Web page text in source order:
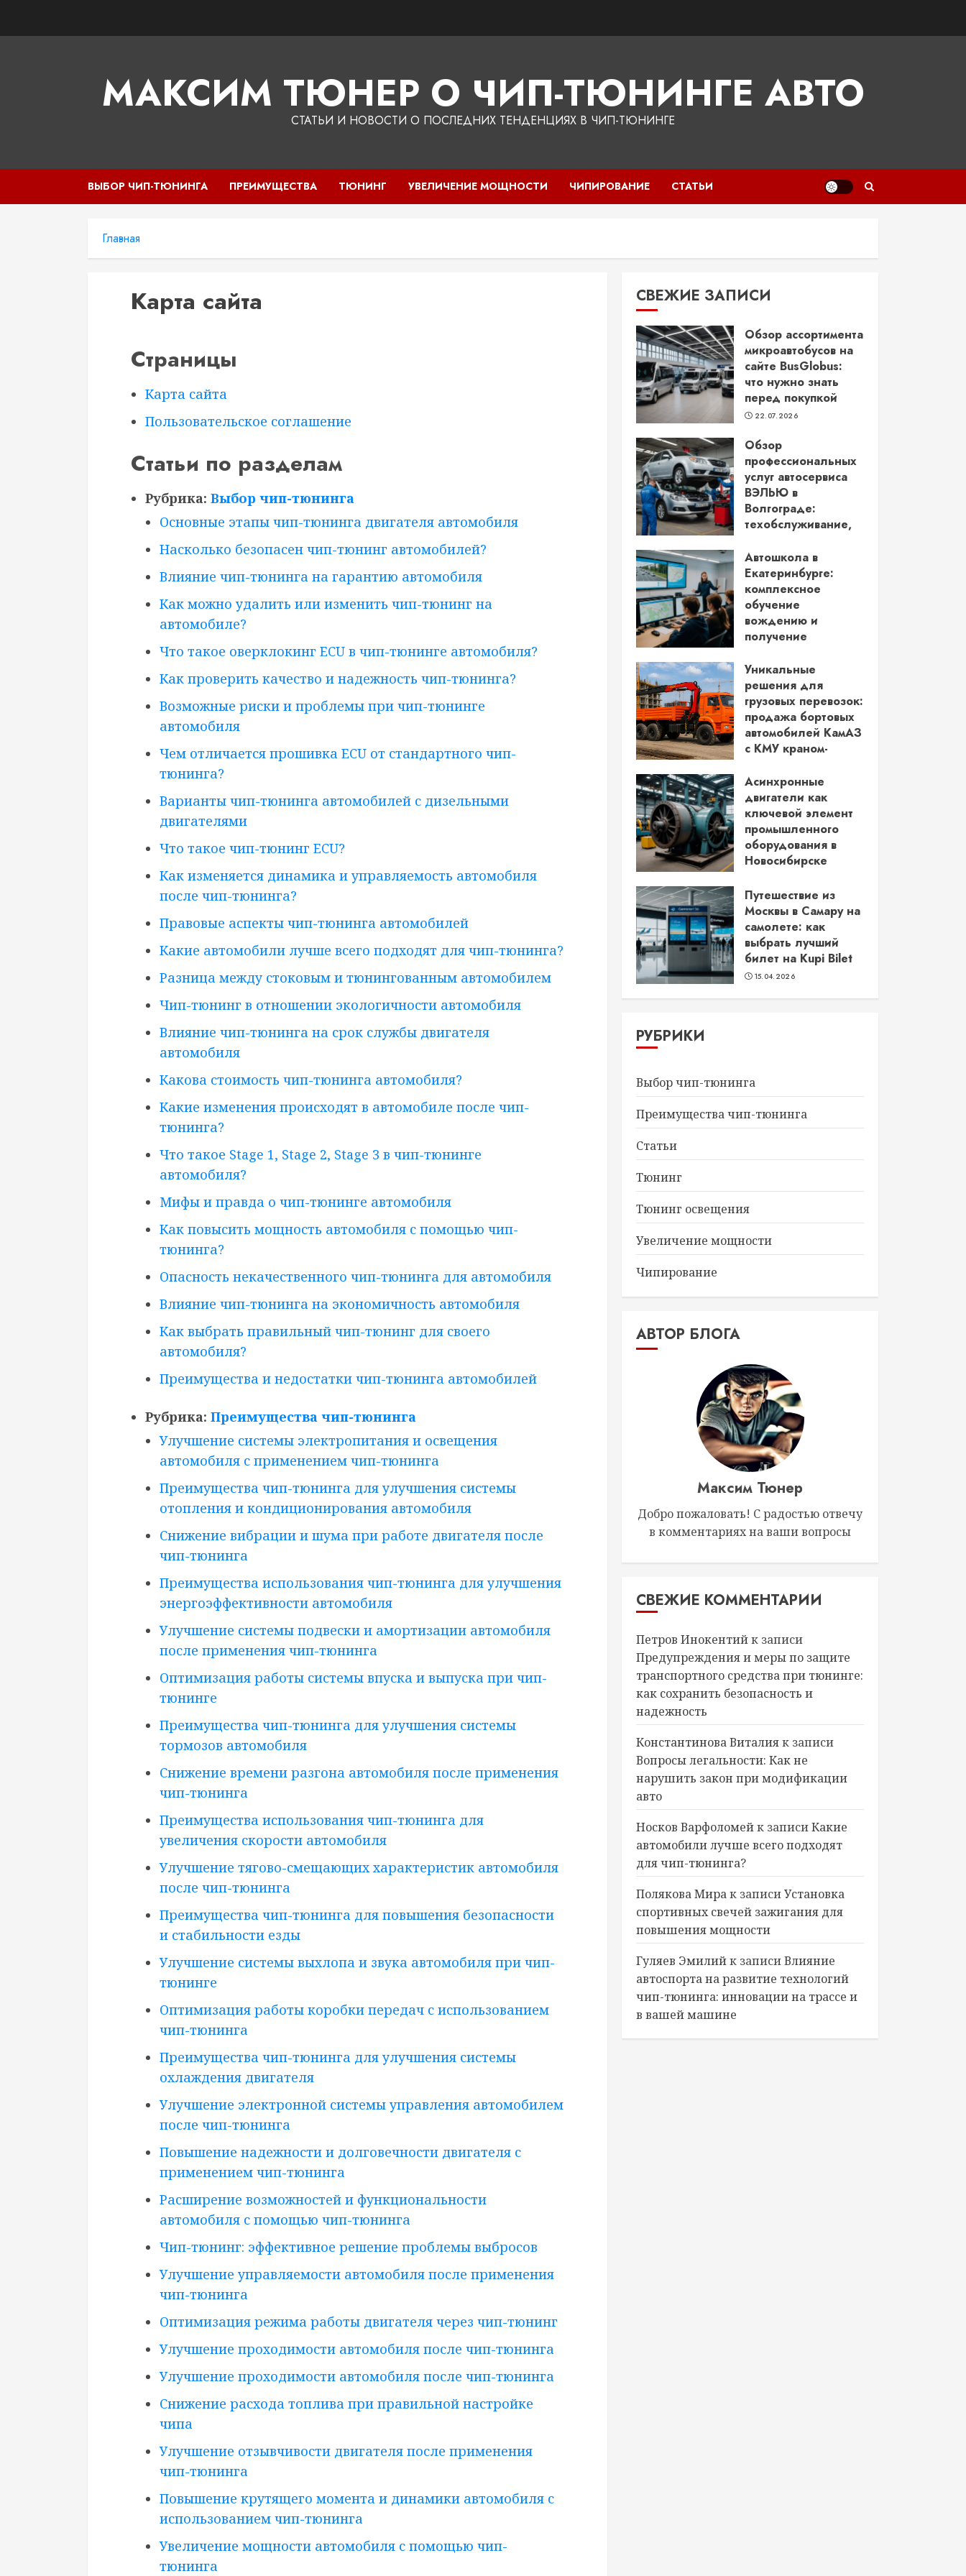
МАКСИМ ТЮНЕР О ЧИП-ТЮНИНГЕ АВТО
СТАТЬИ И НОВОСТИ О ПОСЛЕДНИХ ТЕНДЕНЦИЯХ В ЧИП-ТЮНИНГЕ
ВЫБОР ЧИП-ТЮНИНГА ПРЕИМУЩЕСТВА ТЮНИНГ УВЕЛИЧЕНИЕ МОЩНОСТИ ЧИПИРОВАНИЕ СТАТЬИ
Главная
Карта сайта
Страницы
Карта сайта
Пользовательское соглашение
Статьи по разделам
Рубрика: Выбор чип-тюнинга
Основные этапы чип-тюнинга двигателя автомобиля
Насколько безопасен чип-тюнинг автомобилей?
Влияние чип-тюнинга на гарантию автомобиля
Как можно удалить или изменить чип-тюнинг на
автомобиле?
Что такое оверклокинг ECU в чип-тюнинге автомобиля?
Как проверить качество и надежность чип-тюнинга?
Возможные риски и проблемы при чип-тюнинге
автомобиля
Чем отличается прошивка ECU от стандартного чип-
тюнинга?
Варианты чип-тюнинга автомобилей с дизельными
двигателями
Что такое чип-тюнинг ECU?
Как изменяется динамика и управляемость автомобиля
после чип-тюнинга?
Правовые аспекты чип-тюнинга автомобилей
Какие автомобили лучше всего подходят для чип-тюнинга?
Разница между стоковым и тюнингованным автомобилем
Чип-тюнинг в отношении экологичности автомобиля
Влияние чип-тюнинга на срок службы двигателя
автомобиля
Какова стоимость чип-тюнинга автомобиля?
Какие изменения происходят в автомобиле после чип-
тюнинга?
Что такое Stage 1, Stage 2, Stage 3 в чип-тюнинге
автомобиля?
Мифы и правда о чип-тюнинге автомобиля
Как повысить мощность автомобиля с помощью чип-
тюнинга?
Опасность некачественного чип-тюнинга для автомобиля
Влияние чип-тюнинга на экономичность автомобиля
Как выбрать правильный чип-тюнинг для своего
автомобиля?
Преимущества и недостатки чип-тюнинга автомобилей
Рубрика: Преимущества чип-тюнинга
Улучшение системы электропитания и освещения
автомобиля с применением чип-тюнинга
Преимущества чип-тюнинга для улучшения системы
отопления и кондиционирования автомобиля
Снижение вибрации и шума при работе двигателя после
чип-тюнинга
Преимущества использования чип-тюнинга для улучшения
энергоэффективности автомобиля
Улучшение системы подвески и амортизации автомобиля
после применения чип-тюнинга
Оптимизация работы системы впуска и выпуска при чип-
тюнинге
Преимущества чип-тюнинга для улучшения системы
тормозов автомобиля
Снижение времени разгона автомобиля после применения
чип-тюнинга
Преимущества использования чип-тюнинга для
увеличения скорости автомобиля
Улучшение тягово-смещающих характеристик автомобиля
после чип-тюнинга
Преимущества чип-тюнинга для повышения безопасности
и стабильности езды
Улучшение системы выхлопа и звука автомобиля при чип-
тюнинге
Оптимизация работы коробки передач с использованием
чип-тюнинга
Преимущества чип-тюнинга для улучшения системы
охлаждения двигателя
Улучшение электронной системы управления автомобилем
после чип-тюнинга
Повышение надежности и долговечности двигателя с
применением чип-тюнинга
Расширение возможностей и функциональности
автомобиля с помощью чип-тюнинга
Чип-тюнинг: эффективное решение проблемы выбросов
Улучшение управляемости автомобиля после применения
чип-тюнинга
Оптимизация режима работы двигателя через чип-тюнинг
Улучшение проходимости автомобиля после чип-тюнинга
Улучшение проходимости автомобиля после чип-тюнинга
Снижение расхода топлива при правильной настройке
чипа
Улучшение отзывчивости двигателя после применения
чип-тюнинга
Повышение крутящего момента и динамики автомобиля с
использованием чип-тюнинга
Увеличение мощности автомобиля с помощью чип-
тюнинга
СВЕЖИЕ ЗАПИСИ
Обзор ассортимента
микроавтобусов на
сайте BusGlobus:
что нужно знать
перед покупкой
22.07.2026
Обзор
профессиональных
услуг автосервиса
ВЭЛЬЮ в
Волгограде:
техобслуживание,
более
22.06.2026
Автошкола в
Екатеринбурге:
комплексное
обучение
вождению и
получение
03.06.2026
Уникальные
решения для
грузовых перевозок:
продажа бортовых
автомобилей КамАЗ
с КМУ краном-
28.05.2026
Асинхронные
двигатели как
ключевой элемент
промышленного
оборудования в
Новосибирске
Путешествие из
Москвы в Самару на
самолете: как
выбрать лучший
билет на Kupi Bilet
15.04.2026
РУБРИКИ
Выбор чип-тюнинга
Преимущества чип-тюнинга
Статьи
Тюнинг
Тюнинг освещения
Увеличение мощности
Чипирование
АВТОР БЛОГА
Максим Тюнер
Добро пожаловать! С радостью отвечу
в комментариях на ваши вопросы
СВЕЖИЕ КОММЕНТАРИИ
Петров Инокентийк записи
Предупреждения и меры по защите
транспортного средства при тюнинге:
как сохранить безопасность и
надежность
Константинова Виталияк записи
Вопросы легальности: Как не
нарушить закон при модификации
авто
Носков Варфоломейк записиКакие
автомобили лучше всего подходят
для чип-тюнинга?
Полякова Мирак записиУстановка
спортивных свечей зажигания для
повышения мощности
Гуляев Эмилийк записиВлияние
автоспорта на развитие технологий
чип-тюнинга: инновации на трассе и
в вашей машине